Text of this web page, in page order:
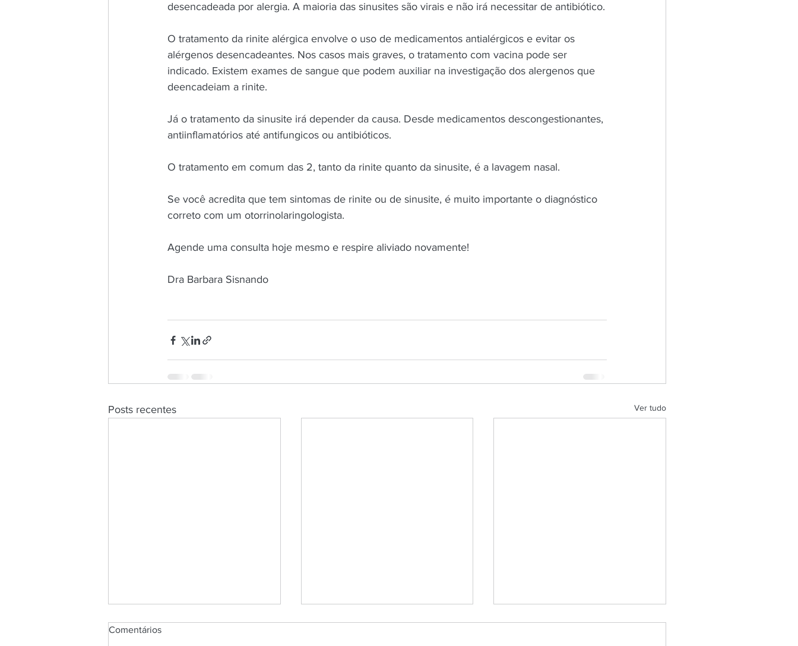
desencadeada por alergia. A maioria das sinusites são virais e não irá necessitar de antibiótico.
O tratamento da rinite alérgica envolve o uso de medicamentos antialérgicos e evitar os
alérgenos desencadeantes. Nos casos mais graves, o tratamento com vacina pode ser
indicado. Existem exames de sangue que podem auxiliar na investigação dos alergenos que
deencadeiam a rinite.
Já o tratamento da sinusite irá depender da causa. Desde medicamentos descongestionantes,
antiinflamatórios até antifungicos ou antibióticos.
O tratamento em comum das 2, tanto da rinite quanto da sinusite, é a lavagem nasal.
Se você acredita que tem sintomas de rinite ou de sinusite, é muito importante o diagnóstico
correto com um otorrinolaringologista.
Agende uma consulta hoje mesmo e respire aliviado novamente!
Dra Barbara Sisnando
Posts recentes Ver tudo
Comentários